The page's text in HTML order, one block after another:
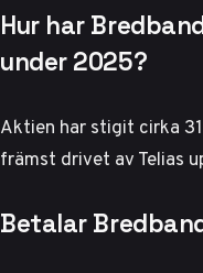
Hur har
under 2025?
Aktien har stigit cirka
främst drivet av Telias
Betalar